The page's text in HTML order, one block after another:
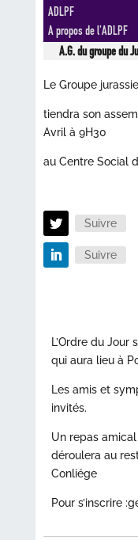
ADLPF
A propos de l'ADLPF
A.G. du groupe du
Le Groupe
tiendra son
Avril à 9H30
au Centre Social
Suivre
Suivre
L’Ordre du
qui aura lieu à
Les amis et
invités.
Un repas
déroulera au
Conliége
Pour s’inscrire